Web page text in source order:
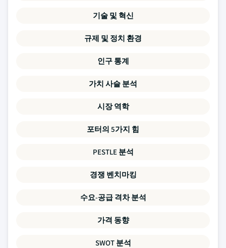
기술 및 혁신
규제 및 정치 환경
인구 통계
가치 사슬 분석
시장 역학
포터의 5가지 힘
PESTLE 분석
경쟁 벤치마킹
수요-공급 격차 분석
가격 동향
SWOT 분석